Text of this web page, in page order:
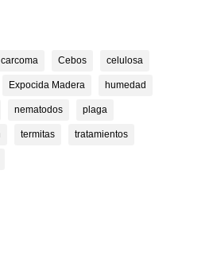
carcoma Cebos celulosa
Expocida Madera humedad
nematodos plaga
termitas tratamientos